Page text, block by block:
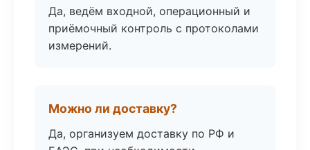
Да, ведём входной, операционный и
приёмочный контроль с протоколами
измерений.
Можно ли доставку?
Да, организуем доставку по РФ и